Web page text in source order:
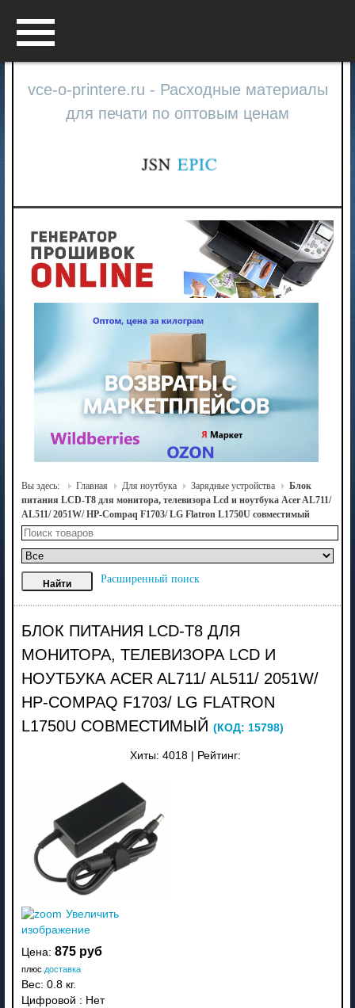
vce-o-printere.ru - Расходные материалы
для печати по оптовым ценам
Вы здесь: Главная Для ноутбука Зарядные устройства
Блок
питания LCD-T8 для монитора, телевизора Lcd и ноутбука Acer AL711/
AL511/ 2051W/ HP-Compaq F1703/ LG Flatron L1750U совместимый
Расширенный поиск
БЛОК ПИТАНИЯ LCD-T8 ДЛЯ
МОНИТОРА, ТЕЛЕВИЗОРА LCD И
НОУТБУКА ACER AL711/ AL511/ 2051W/
HP-COMPAQ F1703/ LG FLATRON
L1750U СОВМЕСТИМЫЙ (КОД: 15798)
Хиты: 4018 Рейтинг:
Увеличить
изображение
Цена: 875 руб
плюс доставка
Вес: 0.8 кг.
Цифровой : Нет